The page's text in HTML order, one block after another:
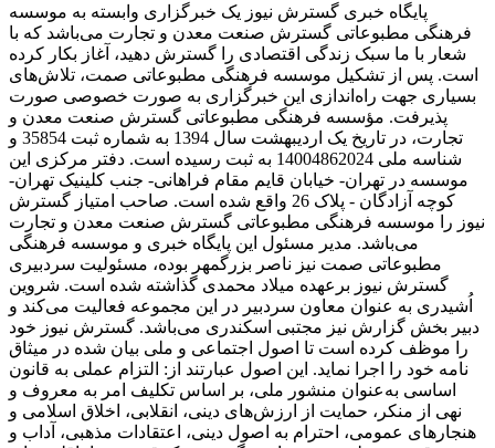
پایگاه خبری گسترش نیوز یک خبرگزاری وابسته به موسسه
فرهنگی مطبوعاتی گسترش صنعت معدن و تجارت می‌باشد که با
شعار با ما سبک زندگی اقتصادی را گسترش دهید، آغاز بکار کرده
است. پس از تشکیل موسسه فرهنگی مطبوعاتی صمت، تلاش‌های
بسیاری جهت راه‌اندازی این خبرگزاری به صورت خصوصی صورت
پذیرفت. مؤسسه فرهنگی مطبوعاتی گسترش صنعت معدن و
تجارت، در تاریخ یک اردیبهشت سال 1394 به شماره ثبت 35854 و
شناسه ملی 14004862024 به ثبت رسیده است. دفتر مرکزی این
موسسه در تهران- خیابان قایم مقام فراهانی- جنب کلینیک تهران-
کوچه آزادگان - پلاک 26 واقع شده است. صاحب امتیاز گسترش
نیوز را موسسه فرهنگی مطبوعاتی گسترش صنعت معدن و تجارت
می‌باشد. مدیر مسئول این پایگاه خبری و موسسه فرهنگی
مطبوعاتی صمت نیز ناصر بزرگمهر بوده، مسئولیت سردبیری
گسترش نیوز برعهده میلاد محمدی گذاشته شده است. شروین
اُشیدری به عنوان معاون سردبیر در این مجموعه فعالیت می‌کند و
دبیر بخش گزارش نیز مجتبی اسکندری می‌باشد. گسترش نیوز خود
را موظف کرده است تا اصول اجتماعی و ملی بیان شده در میثاق
نامه خود را اجرا نماید. این اصول عبارتند از: التزام عملی به قانون
اساسی به‌عنوان منشور ملی، بر اساس تکلیف امر به‌ معروف و
نهی از منکر، حمایت از ارزش‌های دینی، انقلابی، اخلاق اسلامی و
هنجارهای عمومی، احترام به اصول دینی، اعتقادات مذهبی، آداب و